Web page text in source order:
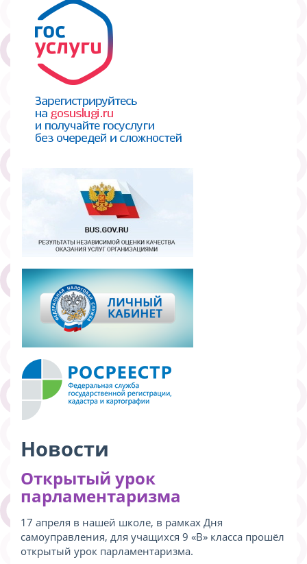
Новости
Открытый урок
парламентаризма
17 апреля в нашей школе, в рамках Дня
самоуправления, для учащихся 9 «В» класса прошёл
открытый урок парламентаризма.